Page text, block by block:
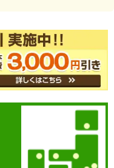
B181A2S A2P
：幅308×高さ267mm
手動給水タイプ